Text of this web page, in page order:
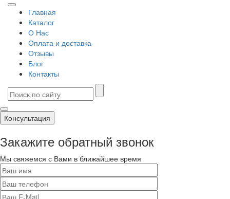
Главная
Каталог
О Нас
Оплата и доставка
Отзывы
Блог
Контакты
Консультация
Закажите обратный звонок
Мы свяжемся с Вами в ближайшее время